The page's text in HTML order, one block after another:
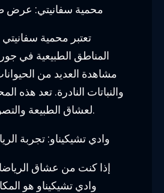
3. محمية سفانيتي:
تعتبر محمية
المناطق الطبيعية في
مشاهدة العديد من
والنباتات النادرة. تعد هذه
لعشاق الطبيعة والتصوير الفوتوغرافي.
4. وادي تشيكيناو: تجربة
إذا كنت من عشاق
وادي تشيكيناو هو